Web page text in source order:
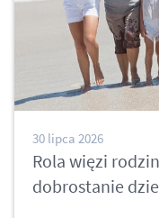
30 lipca 2026
Rola więzi
dobrostanie